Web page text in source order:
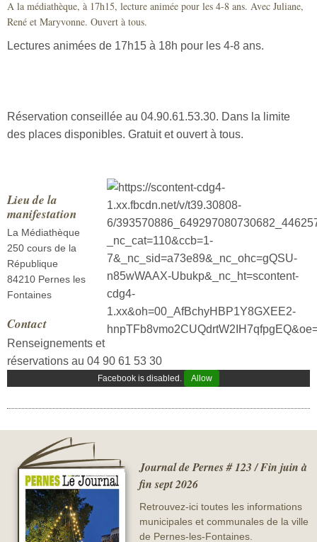
Sécurité civile
Sécurité publique
A la médiathèque, à 17h15, lecture animée pour les 4-8 ans. Avec Juliane,
René et Maryvonne. Ouvert à tous.
Lectures animées de 17h15 à 18h pour les 4-8 ans.
Réservation conseillée au 04.90.61.53.30. Dans la limite
des places disponibles. Gratuit et ouvert à tous.
Lieu de la
manifestation
La Médiathèque
250 cours de la
République
84210 Pernes les
Fontaines
Contact
Renseignements et
réservations au 04 90 61 53 30
Facebook is disabled. Allow
Journal de Pernes # 123 / Fin juin à
fin sept 2026
Retrouvez-ici toutes les informations
municipales et communales de la ville
de Pernes-les-Fontaines.